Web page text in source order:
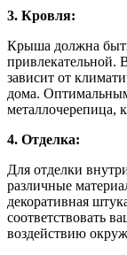
3. Кровля:
Крыша должна
привлекательной.
зависит от
дома.
металлочерепица,
4. Отделка:
Для отделки
различные
декоративная
соответствовать
воздействию